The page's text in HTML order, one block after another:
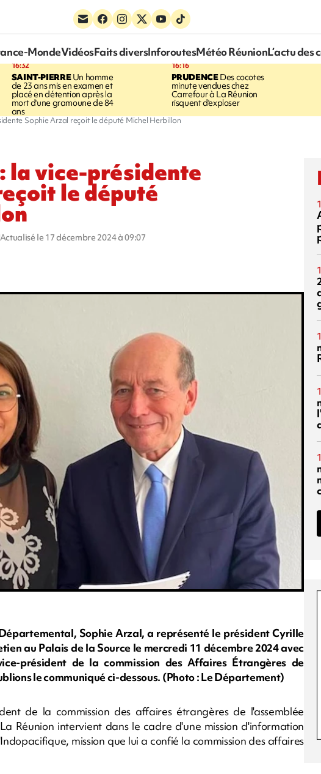
MondeVidéosFaits diversInforoutesMétéo RéunionL’actu des
16:32
SAINT-PIERREUn homme
de 23 ans mis en examen et
placé en détention après la
mort d'une gramoune de 84
ans
16:16
PRUDENCEDes cocotes
minute vendues chez
Carrefour à La Réunion
risquent d'exploser
Sophie Arzal reçoit le député Michel Herbillon
la vice-présidente
le député
Actualisé le 17 décembre 2024 à 09:07
Sophie Arzal, a représenté le président Cyrille
au Palais de la Source le mercredi 11 décembre 2024 avec
président de la commission des Affaires Étrangères de
le communiqué ci-dessous. (Photo : Le Département)
de la commission des affaires étrangères de l'assemblée
Réunion intervient dans le cadre d'une mission d'information
mission que lui a confié la commission des affaires